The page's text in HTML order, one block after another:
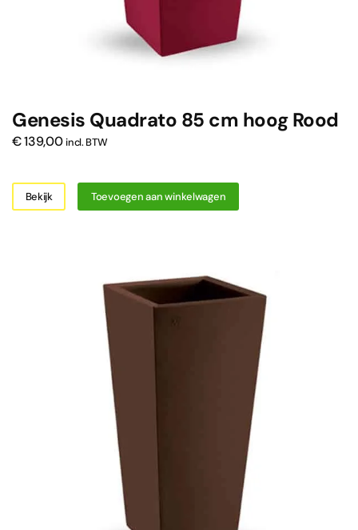
Genesis Quadrato 85 cm hoog Rood
€139,00 incl. BTW
Bekijk Toevoegen aan winkelwagen